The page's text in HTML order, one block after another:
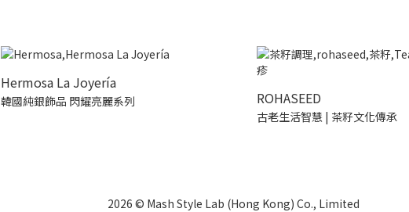
Hermosa La Joyería
韓國純銀飾品 閃耀亮麗系列 ROHASEED
古老生活智慧 | 茶籽文化傳承
2026 © Mash Style Lab (Hong Kong) Co., Limited